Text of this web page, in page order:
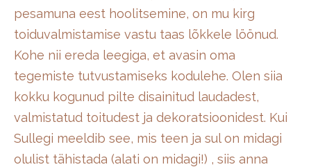
pesamuna eest hoolitsemine, on mu kirg
toiduvalmistamise vastu taas lõkkele löönud.
Kohe nii ereda leegiga, et avasin oma
tegemiste tutvustamiseks kodulehe. Olen siia
kokku kogunud pilte disainitud laudadest,
valmistatud toitudest ja dekoratsioonidest. Kui
Sullegi meeldib see, mis teen ja sul on midagi
olulist tähistada (alati on midagi!) , siis anna